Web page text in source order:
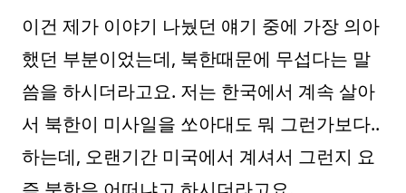
이건 제가 이야기 나눴던 얘기 중에 가장 의아
했던 부분이었는데, 북한때문에 무섭다는 말
씀을 하시더라고요. 저는 한국에서 계속 살아
서 북한이 미사일을 쏘아대도 뭐 그런가보다..
하는데, 오랜기간 미국에서 계셔서 그런지 요